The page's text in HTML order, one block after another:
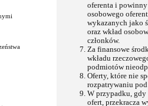
oferenta i
osobowego
wykazanych jako
oraz wkład
członków.
Za finansowe
wkładu
podmiotów
Oferty, które nie
rozpatrywaniu
W przypadku, gdy
ofert, przekracza